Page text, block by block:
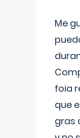
Me
foia
que
gras